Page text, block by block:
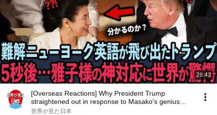
28:43
[Overseas Reactions] Why President Trump
straightened out in response to Masako's genius
language...
世界が見た日本